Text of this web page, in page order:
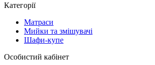
Категорії
Матраси
Мийки та змішувачі
Шафи-купе
Особистий кабінет